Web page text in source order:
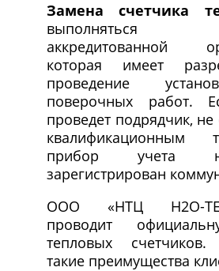
Замена счетчика
выполняться
аккредитованной
которая имеет
проведение
поверочных работ.
проведет подрядчик,
квалификационным
прибор учета
зарегистрирован
ООО «НТЦ Н2О-
проводит
тепловых счетчиков.
такие преимущества